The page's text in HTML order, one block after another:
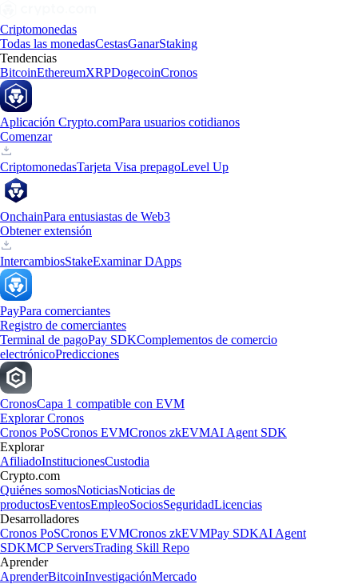
Criptomonedas
Todas las monedasCestasGanarStaking
Tendencias
BitcoinEthereumXRPDogecoinCronos
Aplicación Crypto.comPara usuarios cotidianos
Comenzar
CriptomonedasTarjeta Visa prepagoLevel Up
OnchainPara entusiastas de Web3
Obtener extensión
IntercambiosStakeExaminar DApps
PayPara comerciantes
Registro de comerciantes
Terminal de pagoPay SDKComplementos de comercio
electrónicoPredicciones
CronosCapa 1 compatible con EVM
Explorar Cronos
Cronos PoSCronos EVMCronos zkEVMAI Agent SDK
Explorar
AfiliadoInstitucionesCustodia
Crypto.com
Quiénes somosNoticiasNoticias de
productosEventosEmpleoSociosSeguridadLicencias
Desarrolladores
Cronos PoSCronos EVMCronos zkEVMPay SDKAI Agent
SDKMCP ServersTrading Skill Repo
Aprender
AprenderBitcoinInvestigaciónMercado